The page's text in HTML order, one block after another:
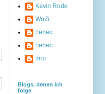
Kevin Rode
WoZi
hehec
hehec
mrp
Blogs, denen ich
folge